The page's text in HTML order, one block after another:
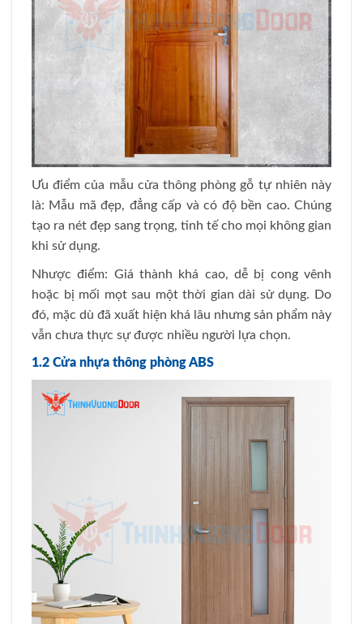
Ưu điểm của mẫu cửa thông phòng gỗ tự nhiên này
là: Mẫu mã đẹp, đẳng cấp và có độ bền cao. Chúng
tạo ra nét đẹp sang trọng, tinh tế cho mọi không gian
khi sử dụng.
Nhược điểm: Giá thành khá cao, dễ bị cong vênh
hoặc bị mối mọt sau một thời gian dài sử dụng. Do
đó, mặc dù đã xuất hiện khá lâu nhưng sản phẩm này
vẫn chưa thực sự được nhiều người lựa chọn.
1.2 Cửa nhựa thông phòng ABS